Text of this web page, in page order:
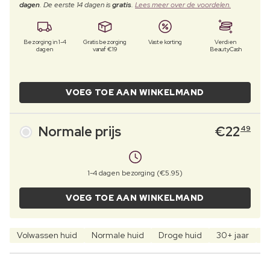
dagen. De eerste 14 dagen isgratis. Lees meer over de voordelen.
Bezorging in 1-4
dagen
Gratis bezorging
vanaf €19
Vaste korting
Verdien
BeautyCash
VOEG TOE AAN WINKELMAND
Normale prijs €22 49
1-4 dagen bezorging (€5.95)
VOEG TOE AAN WINKELMAND
Volwassen huid Normale huid Droge huid 30+ jaar